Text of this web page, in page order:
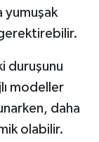
yumuşak
duruşunu
modeller
daha
olabilir.